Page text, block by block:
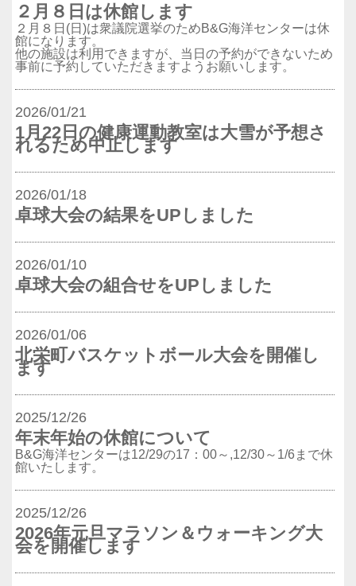
２月８日は休館します
２月８日(日)は衆議院選挙のためB&G海洋センターは休
館になります。
他の施設は利用できますが、当日の予約ができないため
事前に予約していただきますようお願いします。
2026/01/21
1月22日の健康運動教室は大雪が予想さ
れるため中止します
2026/01/18
卓球大会の結果をUPしました
2026/01/10
卓球大会の組合せをUPしました
2026/01/06
北栄町バスケットボール大会を開催し
ます
2025/12/26
年末年始の休館について
B&G海洋センターは12/29の17：00～,12/30～1/6まで休
館いたします。
2025/12/26
2026年元旦マラソン＆ウォーキング大
会を開催します